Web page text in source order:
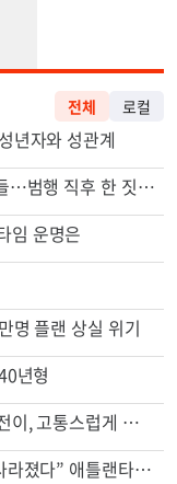
전체 로컬
년자와 성관계
말다툼 중 엄마 흉기 살해한 10대 아들…범행 직후 한 짓 충격
임 운명은
명 플랜 상실 위기
년형
바이든 암 투병 근황…“암이 뼈까지 전이, 고통스럽게 투병 중”
“6~7분 만에 에어컨 실외기 통째로 사라졌다” 애틀랜타서 실외기 도난 급증